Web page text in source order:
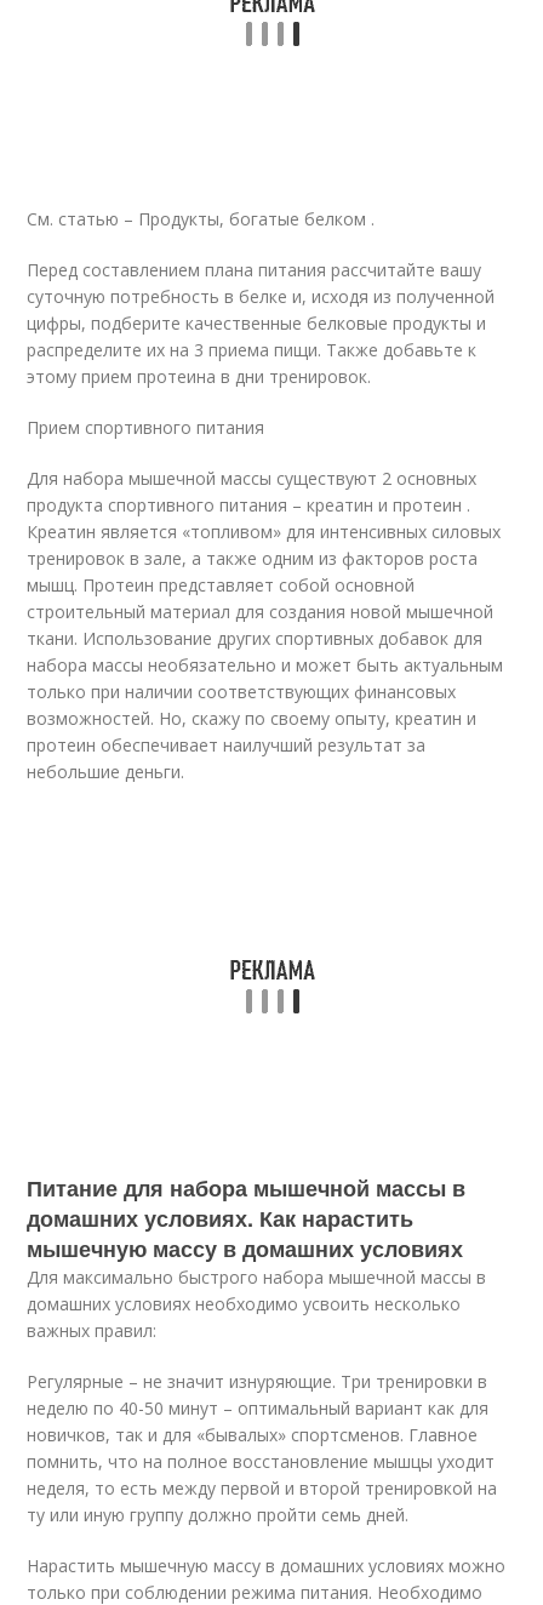
См. статью – Продукты, богатые белком .
Перед составлением плана питания рассчитайте вашу
суточную потребность в белке и, исходя из полученной
цифры, подберите качественные белковые продукты и
распределите их на 3 приема пищи. Также добавьте к
этому прием протеина в дни тренировок.
Прием спортивного питания
Для набора мышечной массы существуют 2 основных
продукта спортивного питания – креатин и протеин .
Креатин является «топливом» для интенсивных силовых
тренировок в зале, а также одним из факторов роста
мышц. Протеин представляет собой основной
строительный материал для создания новой мышечной
ткани. Использование других спортивных добавок для
набора массы необязательно и может быть актуальным
только при наличии соответствующих финансовых
возможностей. Но, скажу по своему опыту, креатин и
протеин обеспечивает наилучший результат за
небольшие деньги.
Питание для набора мышечной массы в
домашних условиях. Как нарастить
мышечную массу в домашних условиях
Для максимально быстрого набора мышечной массы в
домашних условиях необходимо усвоить несколько
важных правил:
Регулярные – не значит изнуряющие. Три тренировки в
неделю по 40-50 минут – оптимальный вариант как для
новичков, так и для «бывалых» спортсменов. Главное
помнить, что на полное восстановление мышцы уходит
неделя, то есть между первой и второй тренировкой на
ту или иную группу должно пройти семь дней.
Нарастить мышечную массу в домашних условиях можно
только при соблюдении режима питания. Необходимо